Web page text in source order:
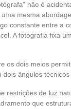
não é
mesma
constante entre a
A fotografia fixa
os dois meios
dois ângulos técnicos
restrições de luz
que